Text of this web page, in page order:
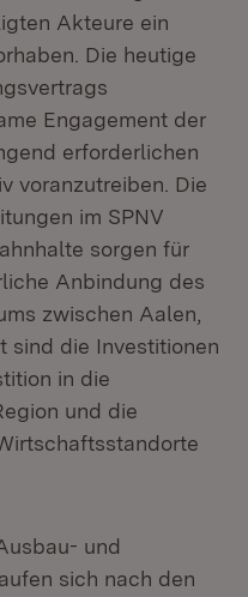
Akteure ein
Die heutige
Engagement der
erforderlichen
voranzutreiben. Die
im SPNV
sorgen für
Anbindung des
zwischen Aalen,
sind die Investitionen
in die
und die
und
sich nach den